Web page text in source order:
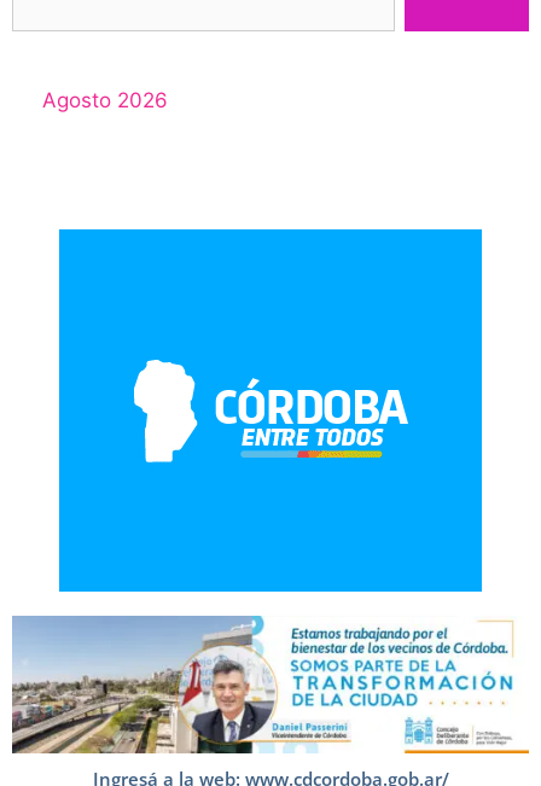
Agosto 2026
Ingresá a la web: www.cdcordoba.gob.ar/